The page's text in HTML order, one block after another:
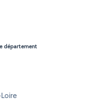
département